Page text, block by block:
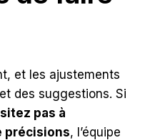
et les ajustements
des suggestions. Si
pas à
précisions, l’équipe